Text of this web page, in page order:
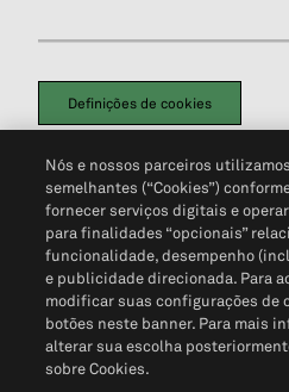
Definições de cookies
Política de PrivacidadePortal de
Não Venda Minhas Informações
Nós e nossos parceiros
semelhantes (“Cookies”)
fornecer serviços digitais e
para finalidades “opcionais”
funcionalidade, desempenho
e publicidade direcionada. Para
modificar suas configurações de
botões neste banner. Para mais
alterar sua escolha
sobre Cookies.